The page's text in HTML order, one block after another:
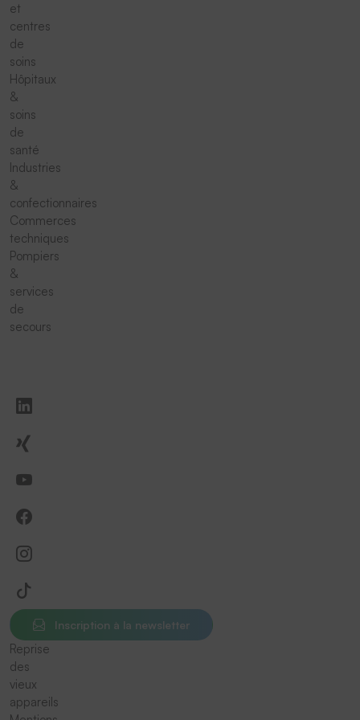
et
centres
de
soins
Hôpitaux
&
soins
de
santé
Industries
&
confectionnaires
Commerces
techniques
Pompiers
&
services
de
secours
Inscription à la newsletter
Reprise
des
vieux
appareils